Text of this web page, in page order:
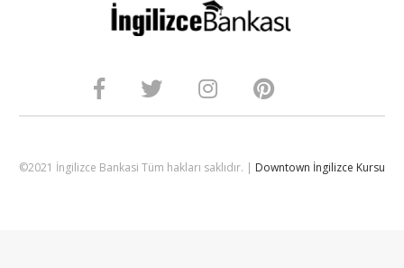
©2021 İngilizce Bankasi Tüm hakları saklıdır. | Downtown İngilizce Kursu